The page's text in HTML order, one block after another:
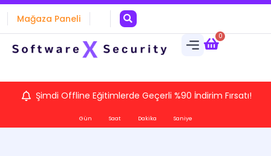
Mağaza Paneli
0
Şimdi Offline Eğitimlerde Geçerli %90 İndirim Fırsatı!
Gün Saat Dakika Saniye